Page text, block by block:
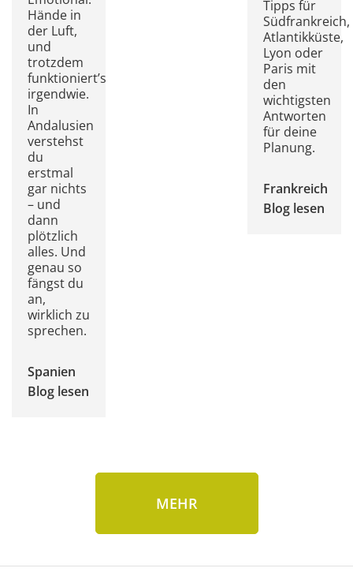
Hände in
der Luft,
und
trotzdem
funktioniert’s
irgendwie.
In
Andalusien
verstehst
du
erstmal
gar nichts
– und
dann
plötzlich
alles. Und
genau so
fängst du
an,
wirklich zu
sprechen.
Spanien
Blog lesen
Tipps für
Südfrankreich,
Atlantikküste,
Lyon oder
Paris mit
den
wichtigsten
Antworten
für deine
Planung.
Frankreich
Blog lesen
MEHR